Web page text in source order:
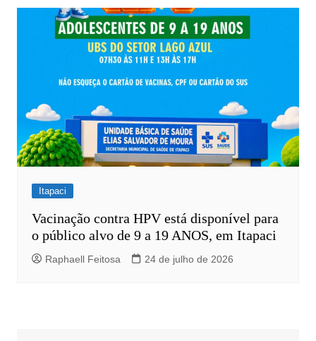
Itapaci
Vacinação contra HPV está disponível para
o público alvo de 9 a 19 ANOS, em Itapaci
Raphaell Feitosa 24 de julho de 2026